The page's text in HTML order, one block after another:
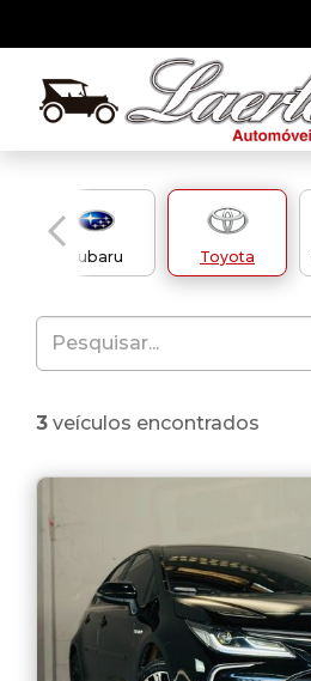
Subaru Toyota
3 veículos encontrados